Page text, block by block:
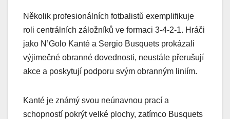
Několik profesionálních fotbalistů exemplifikuje
roli centrálních záložníků ve formaci 3-4-2-1. Hráči
jako N’Golo Kanté a Sergio Busquets prokázali
výjimečné obranné dovednosti, neustále přerušují
akce a poskytují podporu svým obranným liniím.
Kanté je známý svou neúnavnou prací a
schopností pokrýt velké plochy, zatímco Busquets